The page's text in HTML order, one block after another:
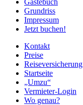
Grundriss
Impressum
Jetzt buchen!
Kontakt
Preise
Reiseversicherung
Startseite
„Umzu“
Vermieter-Login
Wo genau?